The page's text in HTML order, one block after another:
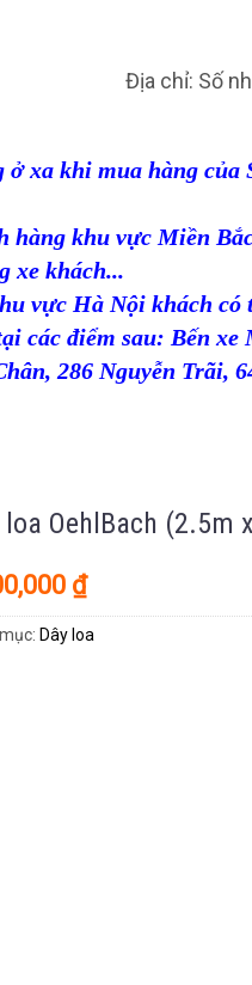
Địa chỉ: Số
ở xa khi mua hàng
hàng khu vực Miền
xe khách...
vực Hà Nội khách có
các điểm sau: Bến
286 Nguyễn Trãi,
loa OehlBach (2.5m
₫
Dây loa